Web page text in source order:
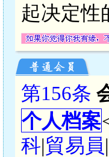
起决定性
第156条
个人档案
科|貿易員